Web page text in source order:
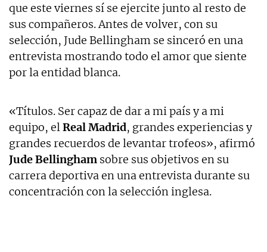
que este viernes sí se ejercite junto al resto de
sus compañeros. Antes de volver, con su
selección, Jude Bellingham se sinceró en una
entrevista mostrando todo el amor que siente
por la entidad blanca.
«Títulos. Ser capaz de dar a mi país y a mi
equipo, elReal Madrid, grandes experiencias y
grandes recuerdos de levantar trofeos», afirmó
Jude Bellingham sobre sus objetivos en su
carrera deportiva en una entrevista durante su
concentración con la selección inglesa.